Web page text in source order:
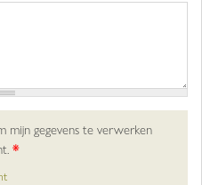
mijn gegevens te verwerken
*